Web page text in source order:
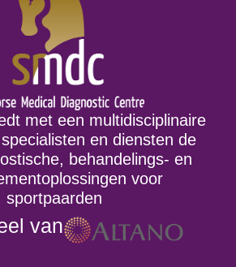
met een multidisciplinaire
en diensten de
behandelings- en
voor
sportpaarden
van